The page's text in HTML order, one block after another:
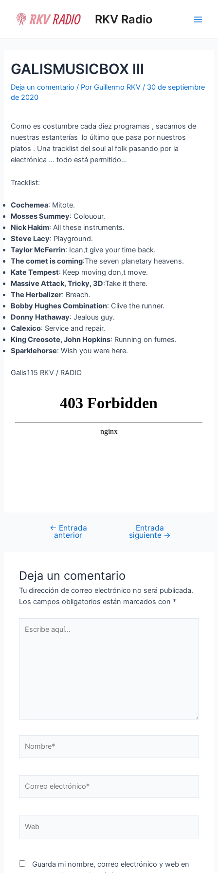
contenido
RKV Radio
GALISMUSICBOX III
Deja un comentario / PorGuillermo RKV/ 30 de septiembre
de 2020
Como es costumbre cada diez programas , sacamos de
nuestras estanterías lo último que pasa por nuestros
platos . Una tracklist del soul al folk pasando por la
electrónica … todo está permitido…
Tracklist:
Cochemea: Mitote.
Mosses Summey: Colouour.
Nick Hakim: All these instruments.
Steve Lacy: Playground.
Taylor McFerrin: Ican,t give your time back.
The comet is coming:The seven planetary heavens.
Kate Tempest: Keep moving don,t move.
Massive Attack, Tricky, 3D:Take it there.
The Herbalizer: Breach.
Bobby Hughes Combination: Clive the runner.
Donny Hathaway: Jealous guy.
Calexico: Service and repair.
King Creosote, John Hopkins: Running on fumes.
Sparklehorse: Wish you were here.
Galis115 RKV / RADIO
Navegación
← Entrada
anterior
Entrada
siguiente →
Deja un comentario
Tu dirección de correo electrónico no será publicada.
Los campos obligatorios están marcados con *
aquí...
electrónico*
Guarda mi nombre, correo electrónico y web en